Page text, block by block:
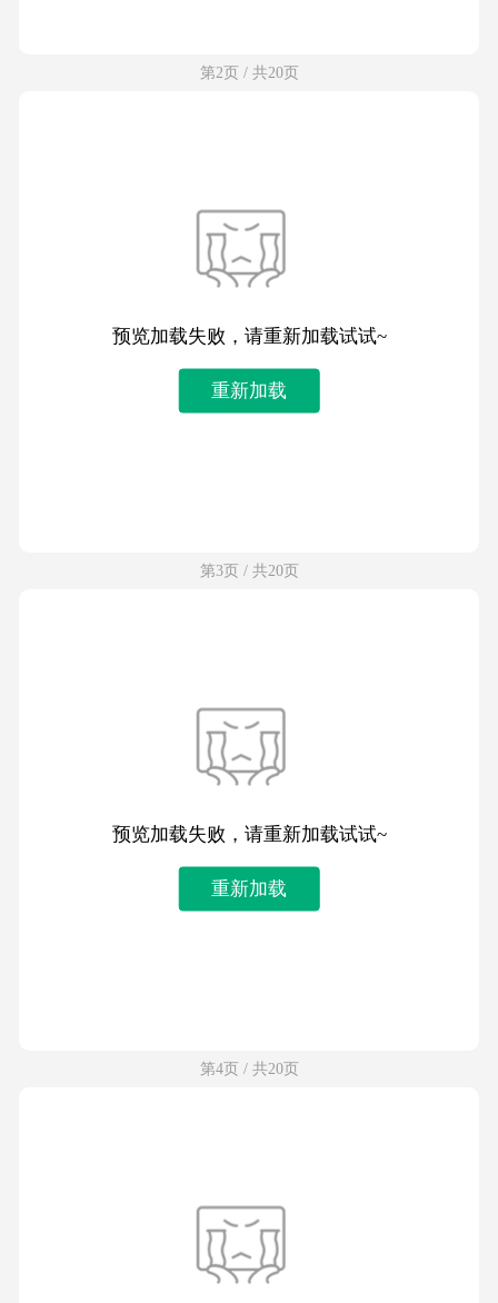
第2页 / 共20页
预览加载失败，请重新加载试试~
重新加载
第3页 / 共20页
预览加载失败，请重新加载试试~
重新加载
第4页 / 共20页